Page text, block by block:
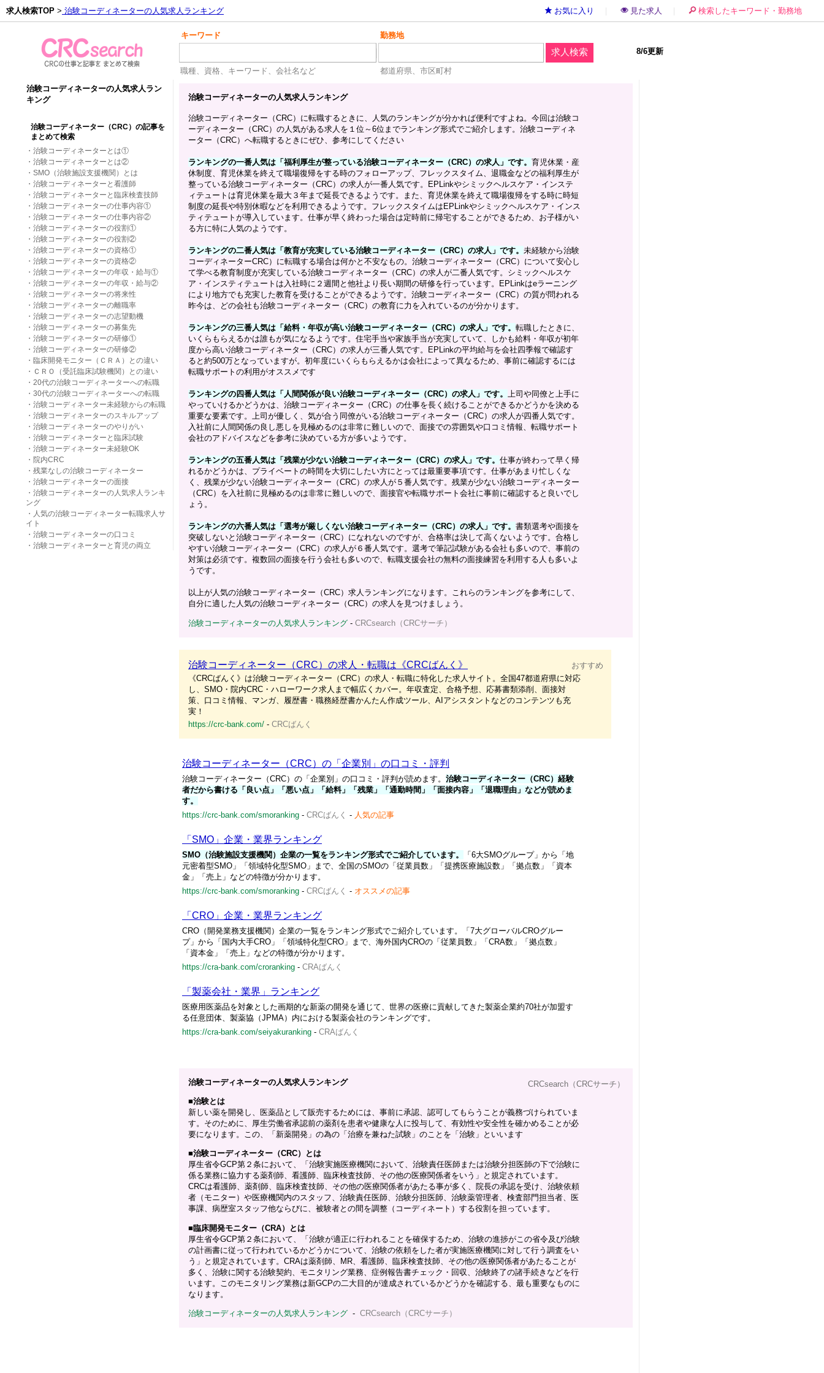
求人検索TOP > 治験コーディネーターの人気求人ランキング お気に入り 見た求人 検索したキーワード・勤務地
キーワード
勤務地
8/6更新
職種、資格、キーワード、会社名など
都道府県、市区町村
治験コーディネーターの人気求人ラン
キング
治験コーディネーター（CRC）の記事を
まとめて検索
・ 治験コーディネーターとは①
・ 治験コーディネーターとは②
・ SMO（治験施設支援機関）とは
・ 治験コーディネーターと看護師
・ 治験コーディネーターと臨床検査技師
・ 治験コーディネーターの仕事内容①
・ 治験コーディネーターの仕事内容②
・ 治験コーディネーターの役割①
・ 治験コーディネーターの役割②
・ 治験コーディネーターの資格①
・ 治験コーディネーターの資格②
・ 治験コーディネーターの年収・給与①
・ 治験コーディネーターの年収・給与②
・ 治験コーディネーターの将来性
・ 治験コーディネーターの離職率
・ 治験コーディネーターの志望動機
・ 治験コーディネーターの募集先
・ 治験コーディネーターの研修①
・ 治験コーディネーターの研修②
・ 臨床開発モニター（ＣＲＡ）との違い
・ ＣＲＯ（受託臨床試験機関）との違い
・ 20代の治験コーディネーターへの転職
・ 30代の治験コーディネーターへの転職
・ 治験コーディネーター未経験からの転職
・ 治験コーディネーターのスキルアップ
・ 治験コーディネーターのやりがい
・ 治験コーディネーターと臨床試験
・ 治験コーディネーター未経験OK
・ 院内CRC
・ 残業なしの治験コーディネーター
・ 治験コーディネーターの面接
・ 治験コーディネーターの人気求人ランキ
ング
・ 人気の治験コーディネーター転職求人サ
イト
・ 治験コーディネーターの口コミ
・ 治験コーディネーターと育児の両立
治験コーディネーターの人気求人ランキング
治験コーディネーター（CRC）に転職するときに、人気のランキングが分かれば便利ですよね。今回は治験コ
ーディネーター（CRC）の人気がある求人を１位～6位までランキング形式でご紹介します。治験コーディネ
ーター（CRC）へ転職するときにぜひ、参考にしてください
ランキングの一番人気は「福利厚生が整っている治験コーディネーター（CRC）の求人」です。 育児休業・産
休制度、育児休業を終えて職場復帰をする時のフォローアップ、フレックスタイム、退職金などの福利厚生が
整っている治験コーディネーター（CRC）の求人が一番人気です。EPLinkやシミックヘルスケア・インステ
ィテュートは育児休業を最大３年まで延長できるようです。また、育児休業を終えて職場復帰をする時に時短
制度の延長や特別休暇などを利用できるようです。フレックスタイムはEPLinkやシミックヘルスケア・インス
ティテュートが導入しています。仕事が早く終わった場合は定時前に帰宅することができるため、お子様がい
る方に特に人気のようです。
ランキングの二番人気は「教育が充実している治験コーディネーター（CRC）の求人」です。 未経験から治験
コーディネーターCRC）に転職する場合は何かと不安なもの。治験コーディネーター（CRC）について安心し
て学べる教育制度が充実している治験コーディネーター（CRC）の求人が二番人気です。シミックヘルスケ
ア・インスティテュートは入社時に２週間と他社より長い期間の研修を行っています。EPLinkはeラーニング
により地方でも充実した教育を受けることができるようです。治験コーディネーター（CRC）の質が問われる
昨今は、どの会社も治験コーディネーター（CRC）の教育に力を入れているのが分かります。
ランキングの三番人気は「給料・年収が高い治験コーディネーター（CRC）の求人」です。 転職したときに、
いくらもらえるかは誰もが気になるようです。住宅手当や家族手当が充実していて、しかも給料・年収が初年
度から高い治験コーディネーター（CRC）の求人が三番人気です。EPLinkの平均給与を会社四季報で確認す
ると約500万となっていますが。初年度にいくらもらえるかは会社によって異なるため、事前に確認するには
転職サポートの利用がオススメです
ランキングの四番人気は「人間関係が良い治験コーディネーター（CRC）の求人」です。 上司や同僚と上手に
やっていけるかどうかは、治験コーディネーター（CRC）の仕事を長く続けることができるかどうかを決める
重要な要素です。上司が優しく、気が合う同僚がいる治験コーディネーター（CRC）の求人が四番人気です。
入社前に人間関係の良し悪しを見極めるのは非常に難しいので、面接での雰囲気や口コミ情報、転職サポート
会社のアドバイスなどを参考に決めている方が多いようです。
ランキングの五番人気は「残業が少ない治験コーディネーター（CRC）の求人」です。 仕事が終わって早く帰
れるかどうかは、プライベートの時間を大切にしたい方にとっては最重要事項です。仕事があまり忙しくな
く、残業が少ない治験コーディネーター（CRC）の求人が５番人気です。残業が少ない治験コーディネーター
（CRC）を入社前に見極めるのは非常に難しいので、面接官や転職サポート会社に事前に確認すると良いでし
ょう。
ランキングの六番人気は「選考が厳しくない治験コーディネーター（CRC）の求人」です。 書類選考や面接を
突破しないと治験コーディネーター（CRC）になれないのですが、合格率は決して高くないようです。合格し
やすい治験コーディネーター（CRC）の求人が６番人気です。選考で筆記試験がある会社も多いので、事前の
対策は必須です。複数回の面接を行う会社も多いので、転職支援会社の無料の面接練習を利用する人も多いよ
うです。
以上が人気の治験コーディネーター（CRC）求人ランキングになります。これらのランキングを参考にして、
自分に適した人気の治験コーディネーター（CRC）の求人を見つけましょう。
治験コーディネーターの人気求人ランキング - CRCsearch（CRCサーチ）
おすすめ
治験コーディネーター（CRC）の求人・転職は《CRCばんく》
《CRCばんく》は治験コーディネーター（CRC）の求人・転職に特化した求人サイト。全国47都道府県に対応
し、SMO・院内CRC・ハローワーク求人まで幅広くカバー。年収査定、合格予想、応募書類添削、面接対
策、口コミ情報、マンガ、履歴書・職務経歴書かんたん作成ツール、AIアシスタントなどのコンテンツも充
実！
https://crc-bank.com/ - CRCばんく
治験コーディネーター（CRC）の「企業別」の口コミ・評判
治験コーディネーター（CRC）の「企業別」の口コミ・評判が読めます。 治験コーディネーター（CRC）経験
者だから書ける「良い点」「悪い点」「給料」「残業」「通勤時間」「面接内容」「退職理由」などが読めま
す。
https://crc-bank.com/smoranking - CRCばんく - 人気の記事
「SMO」企業・業界ランキング
SMO（治験施設支援機関）企業の一覧をランキング形式でご紹介しています。
「6大SMOグループ」から「地
元密着型SMO」「領域特化型SMO」まで、全国のSMOの「従業員数」「提携医療施設数」「拠点数」「資本
金」「売上」などの特徴が分かります。
https://crc-bank.com/smoranking - CRCばんく - オススメの記事
「CRO」企業・業界ランキング
CRO（開発業務支援機関）企業の一覧をランキング形式でご紹介しています。「7大グローバルCROグルー
プ」から「国内大手CRO」「領域特化型CRO」まで、海外国内CROの「従業員数」「CRA数」「拠点数」
「資本金」「売上」などの特徴が分かります。
https://cra-bank.com/croranking - CRAばんく
「製薬会社・業界」ランキング
医療用医薬品を対象とした画期的な新薬の開発を通じて、世界の医療に貢献してきた製薬企業約70社が加盟す
る任意団体、製薬協（JPMA）内における製薬会社のランキングです。
https://cra-bank.com/seiyakuranking - CRAばんく
CRCsearch（CRCサーチ）
治験コーディネーターの人気求人ランキング
■治験とは
新しい薬を開発し、医薬品として販売するためには、事前に承認、認可してもらうことが義務づけられていま
す。そのために、厚生労働省承認前の薬剤を患者や健康な人に投与して、有効性や安全性を確かめることが必
要になります。この、「新薬開発」の為の「治療を兼ねた試験」のことを「治験」といいます
■治験コーディネーター（CRC）とは
厚生省令GCP第２条において、「治験実施医療機関において、治験責任医師または治験分担医師の下で治験に
係る業務に協力する薬剤師、看護師、臨床検査技師、その他の医療関係者をいう」と規定されています。
CRCは看護師、薬剤師、臨床検査技師、その他の医療関係者があたる事が多く、院長の承認を受け、治験依頼
者（モニター）や医療機関内のスタッフ、治験責任医師、治験分担医師、治験薬管理者、検査部門担当者、医
事課、病歴室スタッフ他ならびに、被験者との間を調整（コーディネート）する役割を担っています。
■臨床開発モニター（CRA）とは
厚生省令GCP第２条において、「治験が適正に行われることを確保するため、治験の進捗がこの省令及び治験
の計画書に従って行われているかどうかについて、治験の依頼をした者が実施医療機関に対して行う調査をい
う」と規定されています。CRAは薬剤師、MR、看護師、臨床検査技師、その他の医療関係者があたることが
多く、治験に関する治験契約、モニタリング業務、症例報告書チェック・回収、治験終了の諸手続きなどを行
います。このモニタリング業務は新GCPの二大目的が達成されているかどうかを確認する、最も重要なものに
なります。
治験コーディネーターの人気求人ランキング - CRCsearch（CRCサーチ）